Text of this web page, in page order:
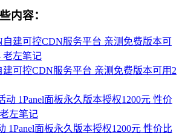
内容：
建可控CDN服务平台 亲测免费版本可用2
1Panel面板永久版本授权1200元 性价比